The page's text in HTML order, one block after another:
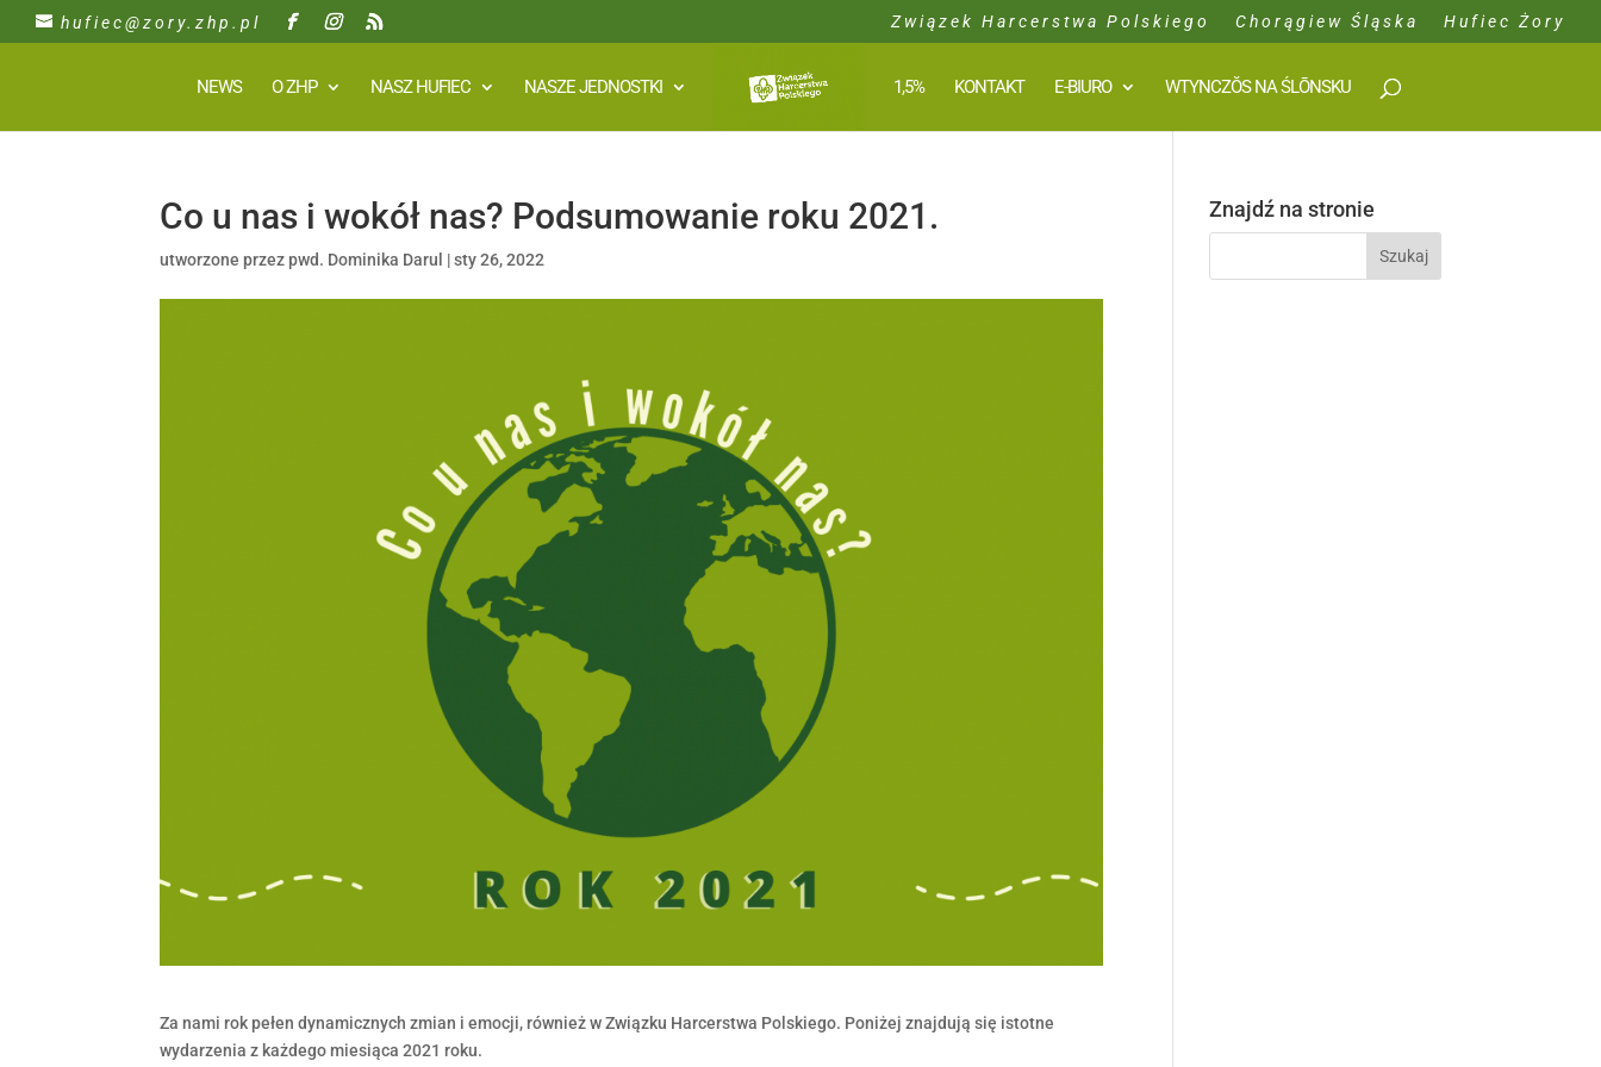
hufiec@zory.zhp.pl Związek Harcerstwa Polskiego Chorągiew Śląska Hufiec Żory
NEWS O ZHP NASZ HUFIEC NASZE JEDNOSTKI 1,5% KONTAKT E-BIURO WTYNCZŎS NA ŚLŌNSKU
Co u nas i wokół nas? Podsumowanie roku 2021.
utworzone przez pwd. Dominika Darul |sty 26, 2022
Za nami rok pełen dynamicznych zmian i emocji, również w Związku Harcerstwa Polskiego. Poniżej znajdują się istotne
wydarzenia z każdego miesiąca 2021 roku.
Znajdź na stronie